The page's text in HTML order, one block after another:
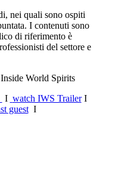
nei quali sono ospiti
I contenuti sono
di riferimento è
del settore e
World Spirits
I watch IWS TrailerI
guestI